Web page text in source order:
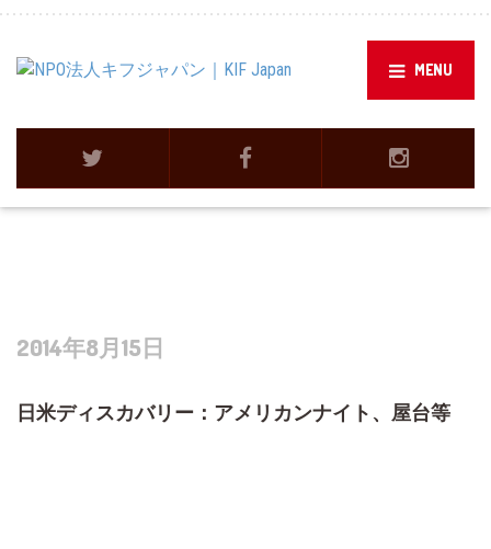
MENU
2014年8月15日
日米ディスカバリー：アメリカンナイト、屋台等